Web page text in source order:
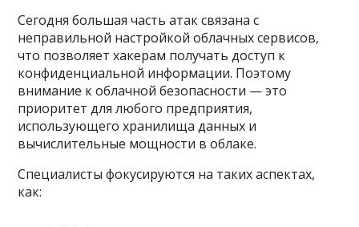
Сегодня большая часть атак связана с
неправильной настройкой облачных сервисов,
что позволяет хакерам получать доступ к
конфиденциальной информации. Поэтому
внимание к облачной безопасности — это
приоритет для любого предприятия,
использующего хранилища данных и
вычислительные мощности в облаке.
Специалисты фокусируются на таких аспектах,
как: